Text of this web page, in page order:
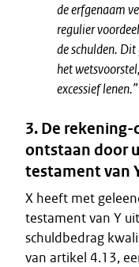
de erfgenaam
regulier
de schulden.
het
excessief lenen.”
3. De
ontstaan door
testament van
X heeft met
testament van Y
schuldbedrag
van artikel 4.13,